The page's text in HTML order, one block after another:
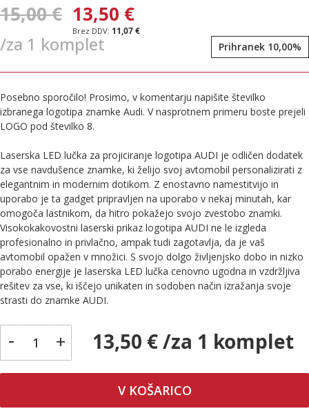
15,00 € 13,50 €
11,07 €
Prihranek 10,00%
/za 1 komplet
Posebno sporočilo! Prosimo, v komentarju napišite številko
izbranega logotipa znamke Audi. V nasprotnem primeru boste prejeli
LOGO pod številko 8.
Laserska LED lučka za projiciranje logotipa AUDI je odličen dodatek
za vse navdušence znamke, ki želijo svoj avtomobil personalizirati z
elegantnim in modernim dotikom. Z enostavno namestitvijo in
uporabo je ta gadget pripravljen na uporabo v nekaj minutah, kar
omogoča lastnikom, da hitro pokažejo svojo zvestobo znamki.
Visokokakovostni laserski prikaz logotipa AUDI ne le izgleda
profesionalno in privlačno, ampak tudi zagotavlja, da je vaš
avtomobil opažen v množici. S svojo dolgo življenjsko dobo in nizko
porabo energije je laserska LED lučka cenovno ugodna in vzdržljiva
rešitev za vse, ki iščejo unikaten in sodoben način izražanja svoje
strasti do znamke AUDI.
- + 13,50 € /za 1 komplet
V KOŠARICO